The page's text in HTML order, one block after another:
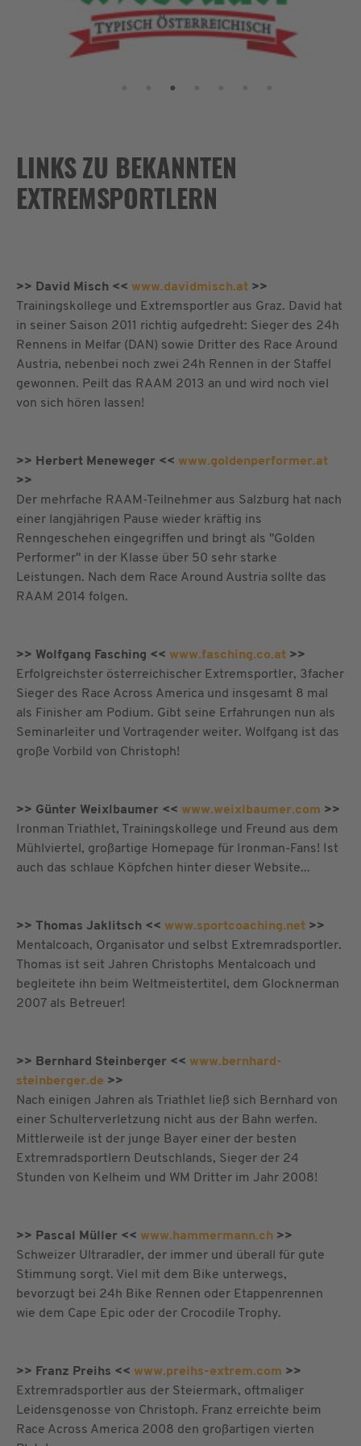
LINKS ZU BEKANNTEN
EXTREMSPORTLERN
>> David Misch << www.davidmisch.at >>
Trainingskollege und Extremsportler aus Graz. David hat
in seiner Saison 2011 richtig aufgedreht: Sieger des 24h
Rennens in Melfar (DAN) sowie Dritter des Race Around
Austria, nebenbei noch zwei 24h Rennen in der Staffel
gewonnen. Peilt das RAAM 2013 an und wird noch viel
von sich hören lassen!
>> Herbert Meneweger << www.goldenperformer.at
>>
Der mehrfache RAAM-Teilnehmer aus Salzburg hat nach
einer langjährigen Pause wieder kräftig ins
Renngeschehen eingegriffen und bringt als "Golden
Performer" in der Klasse über 50 sehr starke
Leistungen. Nach dem Race Around Austria sollte das
RAAM 2014 folgen.
>> Wolfgang Fasching << www.fasching.co.at >>
Erfolgreichster österreichischer Extremsportler, 3facher
Sieger des Race Across America und insgesamt 8 mal
als Finisher am Podium. Gibt seine Erfahrungen nun als
Seminarleiter und Vortragender weiter. Wolfgang ist das
große Vorbild von Christoph!
>> Günter Weixlbaumer << www.weixlbaumer.com >>
Ironman Triathlet, Trainingskollege und Freund aus dem
Mühlviertel, großartige Homepage für Ironman-Fans! Ist
auch das schlaue Köpfchen hinter dieser Website...
>> Thomas Jaklitsch << www.sportcoaching.net >>
Mentalcoach, Organisator und selbst Extremradsportler.
Thomas ist seit Jahren Christophs Mentalcoach und
begleitete ihn beim Weltmeistertitel, dem Glocknerman
2007 als Betreuer!
>> Bernhard Steinberger << www.bernhard-
steinberger.de >>
Nach einigen Jahren als Triathlet ließ sich Bernhard von
einer Schulterverletzung nicht aus der Bahn werfen.
Mittlerweile ist der junge Bayer einer der besten
Extremradsportlern Deutschlands, Sieger der 24
Stunden von Kelheim und WM Dritter im Jahr 2008!
>> Pascal Müller << www.hammermann.ch >>
Schweizer Ultraradler, der immer und überall für gute
Stimmung sorgt. Viel mit dem Bike unterwegs,
bevorzugt bei 24h Bike Rennen oder Etappenrennen
wie dem Cape Epic oder der Crocodile Trophy.
>> Franz Preihs << www.preihs-extrem.com >>
Extremradsportler aus der Steiermark, oftmaliger
Leidensgenosse von Christoph. Franz erreichte beim
Race Across America 2008 den großartigen vierten